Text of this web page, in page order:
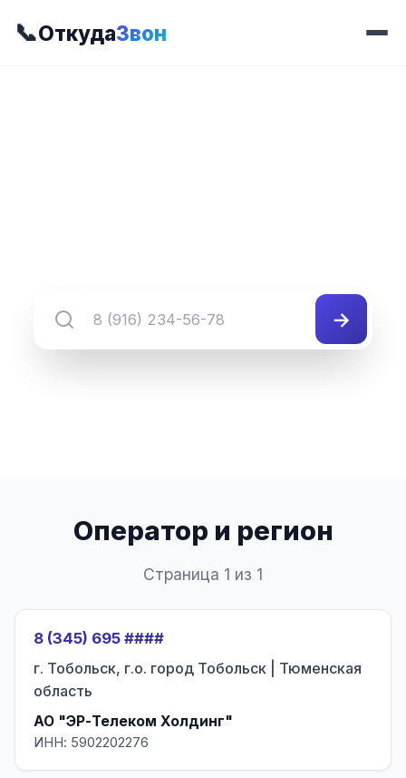
📞ОткудаЗвон
→
Оператор и регион
Страница 1 из 1
8 (345) 695 ####
г. Тобольск, г.о. город Тобольск | Тюменская
область
АО "ЭР-Телеком Холдинг"
ИНН: 5902202276